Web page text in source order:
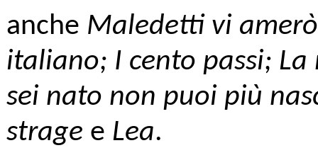
anche Maledetti vi
italiano; I cento passi;
sei nato non puoi più
strage e Lea.